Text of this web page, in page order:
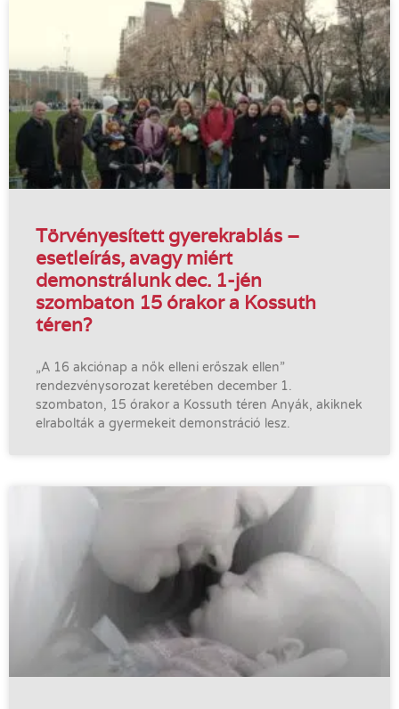
Törvényesített gyerekrablás –
esetleírás, avagy miért
demonstrálunk dec. 1-jén
szombaton 15 órakor a Kossuth
téren?
„A 16 akciónap a nők elleni erőszak ellen”
rendezvénysorozat keretében december 1.
szombaton, 15 órakor a Kossuth téren Anyák, akiknek
elrabolták a gyermekeit demonstráció lesz.